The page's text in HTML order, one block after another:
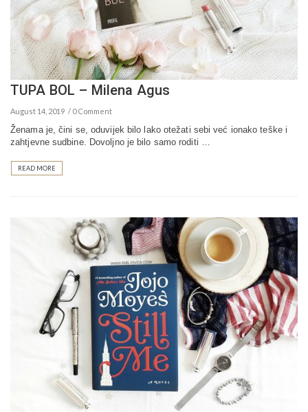
TUPA BOL – Milena Agus
August 14, 2019 0 Comment
Ženama je, čini se, oduvijek bilo lako otežati sebi već ionako teške i
zahtjevne sudbine. Dovoljno je bilo samo roditi …
READ MORE